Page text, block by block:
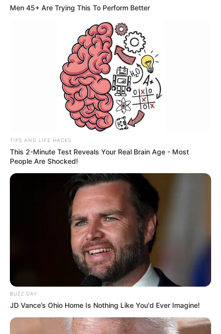
Men 45+ Are Trying This To Perform Better
TIPS AND LIFE HACKS
This 2-Minute Test Reveals Your Real Brain Age - Most
People Are Shocked!
BUZZ DAY
JD Vance’s Ohio Home Is Nothing Like You'd Ever Imagine!